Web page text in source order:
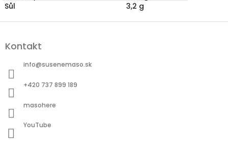
Sůl
3,2 g
pKontakt
info@susenemaso.sk
+420 737 899 189
masohere
YouTube